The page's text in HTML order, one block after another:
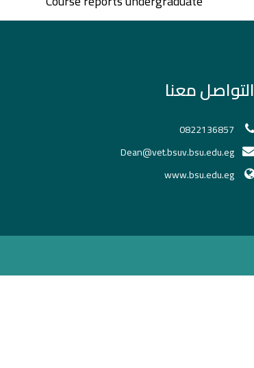
التواصل معنا
0822136857
Dean@vet.bsuv.bsu.edu.eg
www.bsu.edu.eg